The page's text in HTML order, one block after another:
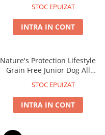
STOC EPUIZAT
INTRA IN CONT
Nature's Protection Lifestyle
Grain Free Junior Dog All
STOC EPUIZAT
INTRA IN CONT